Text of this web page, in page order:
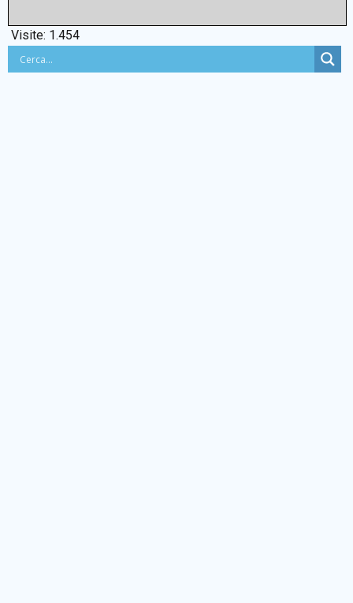
Visite: 1.454